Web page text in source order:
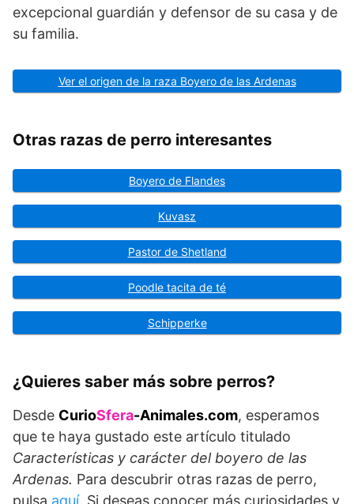
excepcional guardián y defensor de su casa y de
su familia.
Ver el origen de la raza Boyero de las Ardenas
Otras razas de perro interesantes
Boyero de Flandes
Kuvasz
Pastor de Shetland
Poodle tacita de té
Schipperke
¿Quieres saber más sobre perros?
Desde CurioSfera-Animales.com, esperamos
que te haya gustado este artículo titulado
Características y carácter del boyero de las
Ardenas. Para descubrir otras razas de perro,
pulsa aquí. Si deseas conocer más curiosidades y